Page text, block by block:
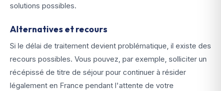
solutions possibles.
Alternatives et recours
Si le délai de traitement devient problématique, il existe des
recours possibles. Vous pouvez, par exemple, solliciter un
récépissé de titre de séjour pour continuer à résider
légalement en France pendant l'attente de votre